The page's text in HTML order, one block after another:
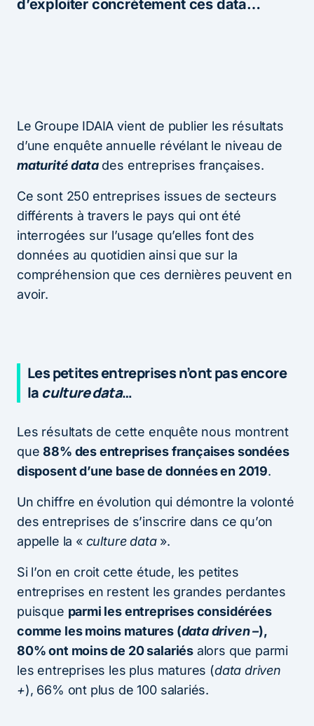
d’exploiter concrètement ces data…
Le Groupe IDAIA vient de publier les résultats
d’une enquête annuelle révélant le niveau de
maturité datades entreprises françaises.
Ce sont 250 entreprises issues de secteurs
différents à travers le pays qui ont été
interrogées sur l’usage qu’elles font des
données au quotidien ainsi que sur la
compréhension que ces dernières peuvent en
avoir.
Les petites entreprises n’ont pas encore
la culture data…
Les résultats de cette enquête nous montrent
que88% des entreprises françaises sondées
disposent d’une base de données en 2019.
Un chiffre en évolution qui démontre la volonté
des entreprises de s’inscrire dans ce qu’on
appelle la « culture data».
Si l’on en croit cette étude, les petites
entreprises en restent les grandes perdantes
puisque parmi les entreprises considérées
comme les moins matures (data driven –),
80% ont moins de 20 salariésalors que parmi
les entreprises les plus matures (data driven
+), 66% ont plus de 100 salariés.